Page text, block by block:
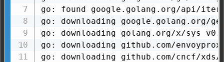
go: found google.golang.org/api/
go: downloading google.golang.org/
go: downloading golang.org/x/sys
go: downloading github.com/
go: downloading github.com/cncf/xds/